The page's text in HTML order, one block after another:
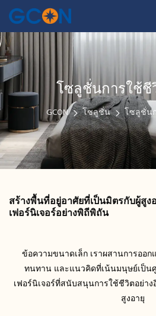
โซลูชั่นการใช้ชี
GCON โซลูชั่น โซลูชั่น
สร้างพื้นที่อยู่อาศัยที่เป็นมิตรกับผู้สู
เฟอร์นิเจอร์อย่างพิถีพิถัน
ข้อความขนาดเล็ก เราผสานการออ
ทนทาน และแนวคิดที่เน้นมนุษย์เป็น
เฟอร์นิเจอร์ที่สนับสนุนการใช้ชีวิตอย่า
สูงอายุ